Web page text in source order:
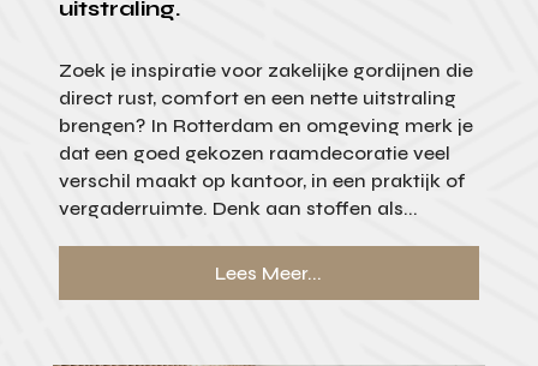
uitstraling.
Zoek je inspiratie voor zakelijke gordijnen die
direct rust, comfort en een nette uitstraling
brengen? In Rotterdam en omgeving merk je
dat een goed gekozen raamdecoratie veel
verschil maakt op kantoor, in een praktijk of
vergaderruimte. Denk aan stoffen als...
Lees Meer...